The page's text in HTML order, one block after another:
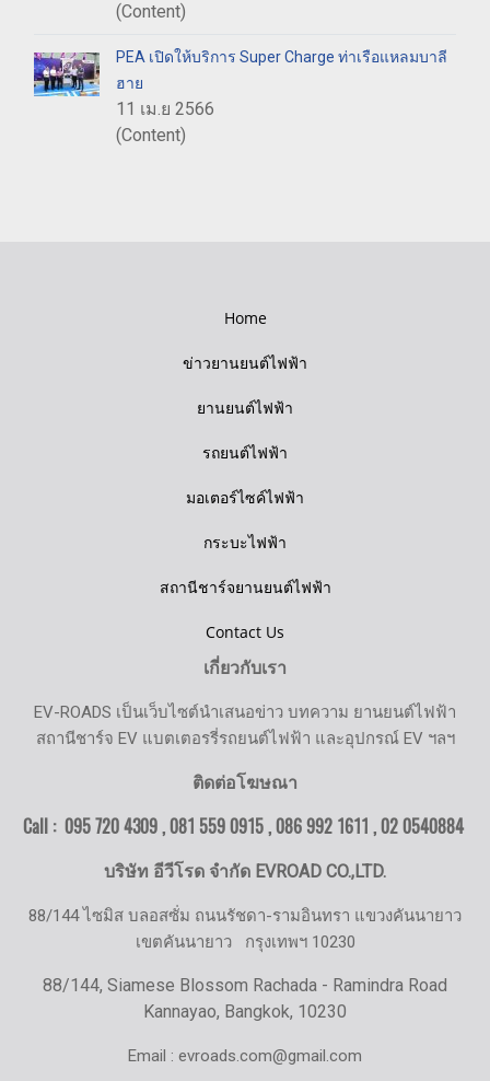
(Content)
PEA เปิดให้บริการ Super Charge ท่าเรือแหลมบาลี
ฮาย
11 เม.ย 2566
(Content)
Home
ข่าวยานยนต์ไฟฟ้า
ยานยนต์ไฟฟ้า
รถยนต์ไฟฟ้า
มอเตอร์ไซค์ไฟฟ้า
กระบะไฟฟ้า
สถานีชาร์จยานยนต์ไฟฟ้า
Contact Us
เกี่ยวกับเรา
EV-ROADS เป็นเว็บไซต์นำเสนอข่าว บทความ ยานยนต์ไฟฟ้า
สถานีชาร์จ EV แบตเตอรรี่รถยนต์ไฟฟ้า และอุปกรณ์ EV ฯลฯ
ติดต่อโฆษณา
Call : 095 720 4309 , 081 559 0915 , 086 992 1611 ,02 0540884
บริษัท อีวีโรด จำกัด EVROAD CO.,LTD.
88/144 ไซมิส บลอสซั่ม ถนนรัชดา-รามอินทรา แขวงคันนายาว
เขตคันนายาว กรุงเทพฯ 10230
88/144, Siamese Blossom Rachada - Ramindra Road
Kannayao, Bangkok, 10230
Email : evroads.com@gmail.com